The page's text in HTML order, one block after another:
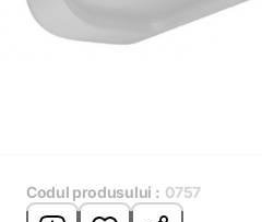
Codul produsului : 0757